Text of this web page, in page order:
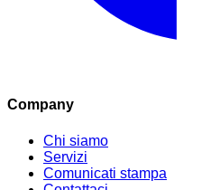
Company
Chi siamo
Servizi
Comunicati stampa